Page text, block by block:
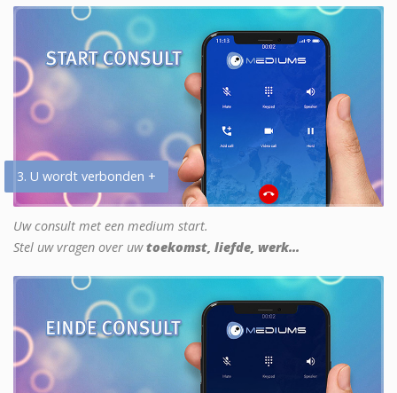
3. U wordt verbonden +
Uw consult met een medium start.
Stel uw vragen over uwtoekomst, liefde, werk...